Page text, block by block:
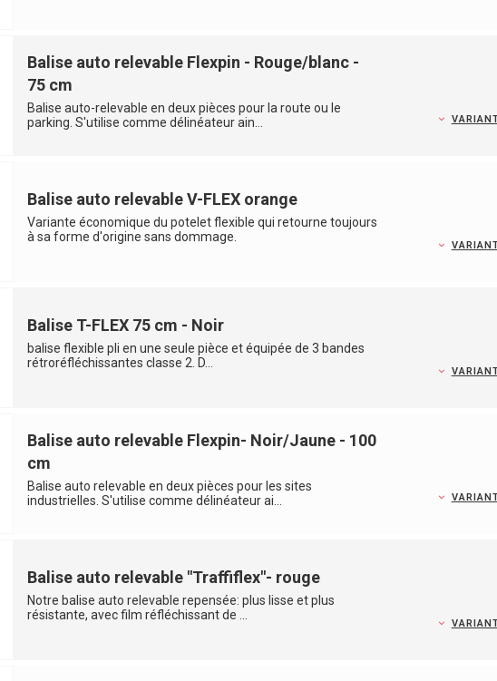
Balise auto relevable Flexpin - Rouge/blanc -
75 cm
Balise auto-relevable en deux pièces pour la route ou le
parking. S'utilise comme délinéateur ain...
Balise auto relevable V-FLEX orange
Variante économique du potelet flexible qui retourne toujours
à sa forme d'origine sans dommage.
Balise T-FLEX 75 cm - Noir
balise flexible pli en une seule pièce et équipée de 3 bandes
rétroréfléchissantes classe 2. D...
Balise auto relevable Flexpin- Noir/Jaune - 100
cm
Balise auto relevable en deux pièces pour les sites
industrielles. S'utilise comme délinéateur ai...
Balise auto relevable "Traffiflex"- rouge
Notre balise auto relevable repensée: plus lisse et plus
résistante, avec film réfléchissant de ...